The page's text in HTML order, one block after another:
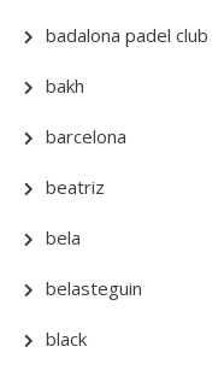
badalona padel club
bakh
barcelona
beatriz
bela
belasteguin
black